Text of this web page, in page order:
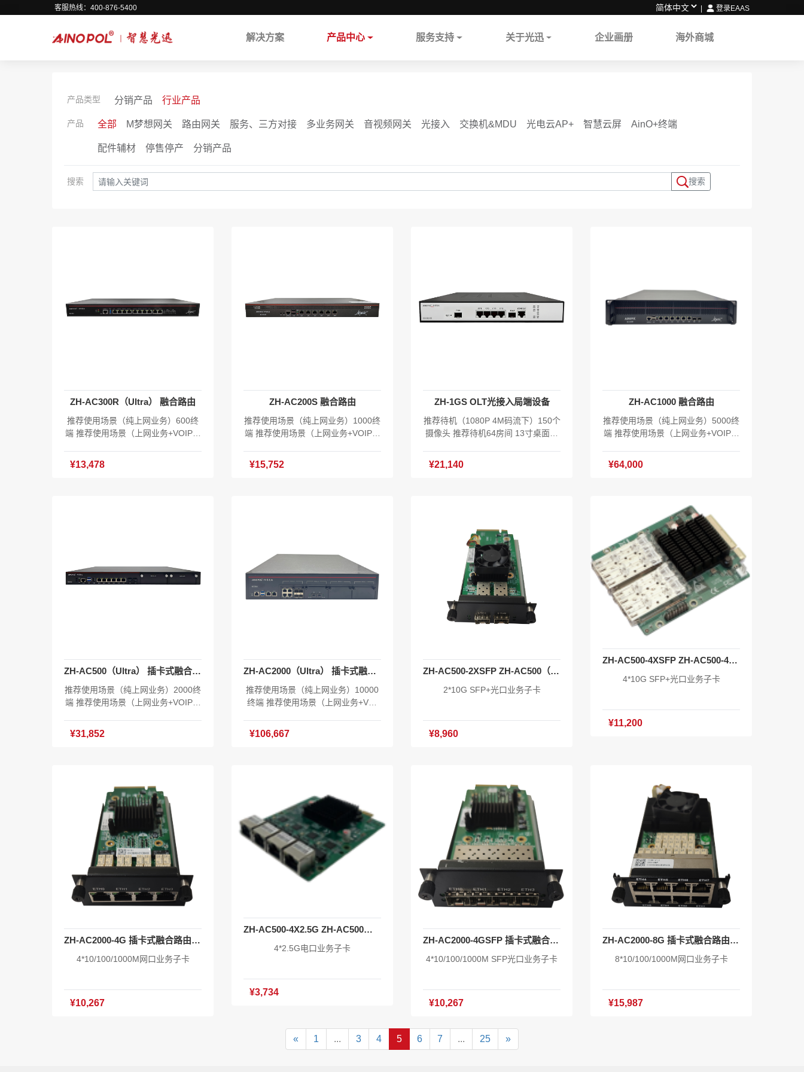
客服热线：400-876-5400 | 登录EAAS
解决方案 产品中心 服务支持 关于光迅 企业画册 海外商城
产品类型 分销产品 行业产品
产品 全部 M梦想网关 路由网关 服务、三方对接 多业务网关 音视频网关 光接入 交换机&MDU 光电云AP+ 智慧云屏 AinO+终端
配件辅材 停售停产 分销产品
搜索 搜索
ZH-AC300R（Ultra） 融合路由
推荐使用场景（纯上网业务）600终
端 推荐使用场景（上网业务+VOIP）
房间 19寸1U机架式融合路由 8*10/1
个光电AP 含SD-WAN授权 含IPv6授
权 含XOS系统软件V1.0 主机*1 电源
¥13,478
ZH-AC200S 融合路由
推荐使用场景（纯上网业务）1000终
端 推荐使用场景（上网业务+VOIP）
房间 19寸1U机架式融合路由 6*10/1
C授权最大管理512个光电AP 含SD-
WAN授权 含IPv6授权 含XOS系统软
件V1.0 主机*1 电源线*1 挂耳*1套 合
格证*1 产品手册*1
¥15,752
ZH-1GS OLT光接入局端设备
推荐待机（1080P 4M码流下）150个
摄像头 推荐待机64房间 13寸桌面式
23.808Mpps 1个GPON用户端口（含
m 产品重量：1.5kg 工作温度:-10℃
～75℃ EAAS云统一云管理 含XOS系
统软件V1.0 主机*1 C+光模块*1 电源*
1 19寸机柜挂耳*1套 合格证*1 产品手
册*1
¥21,140
ZH-AC1000 融合路由
推荐使用场景（纯上网业务）5000终
端 推荐使用场景（上网业务+VOIP）
0M电口 2*10GE光口 2*USB端口2.0
寸：500x430x90mm 产品重量：8.4
kg 工作温度:-10℃～65℃ EAAS云统
一云管理 含TR069终端管理授权：2
0个 含AC授权最大管理1024个光电A
P 含SD-WAN授权 含IPv6授权 含XO
S系统软件V1.0 主机*1 电源线*1 挂耳
*1套 合格证*1 产品手册*1
¥64,000
ZH-AC500（Ultra） 插卡式融合路由
推荐使用场景（纯上网业务）2000终
端 推荐使用场景（上网业务+VOIP）
00房间 19寸1U机架插卡式万兆融合
0-240V AC50/60Hz 功耗<50瓦 产品
尺寸：440*450*45mm 产品重量：6k
g 工作温度:-10℃～65℃ EAAS云统
一云管理 含TR069终端管理授权：2
0个 含AC授权最大管理1024个光电A
P 含SD-WAN授权 含IPv6授权 含XO
S系统软件V1.0 主机*1 电源线*1 挂耳
*1套 合格证*1 产品手册*1
¥31,852
ZH-AC2000（Ultra） 插卡式融合路由
推荐使用场景（纯上网业务）10000
终端 推荐使用场景（上网业务+VOI
100/1000/2500M电口 4个板卡扩展
产品重量：8kg 工作温度:-10℃～6
5℃ EAAS云统一云管理 含TR069终
端管理授权：20个 含AC授权最大管
理4096个光电AP 含SD-WAN授权 含I
Pv6授权 含XOS系统软件V1.0 主机*1
电源线*2 挂耳*1套 合格证*1 产品手
册*1
¥106,667
ZH-AC500-2XSFP ZH-AC500（Ultra）专用业务子卡
2*10G SFP+光口业务子卡
¥8,960
ZH-AC500-4XSFP ZH-AC500-4XSFP
4*10G SFP+光口业务子卡
¥11,200
ZH-AC2000-4G 插卡式融合路由业务子卡
4*10/100/1000M网口业务子卡
¥10,267
ZH-AC500-4X2.5G ZH-AC500（Ultra）专用业务子卡
4*2.5G电口业务子卡
¥3,734
ZH-AC2000-4GSFP 插卡式融合路由业务子卡
4*10/100/1000M SFP光口业务子卡
¥10,267
ZH-AC2000-8G 插卡式融合路由业务子卡
8*10/100/1000M网口业务子卡
¥15,987
« 1 ... 3 4 5 6 7 ... 25 »